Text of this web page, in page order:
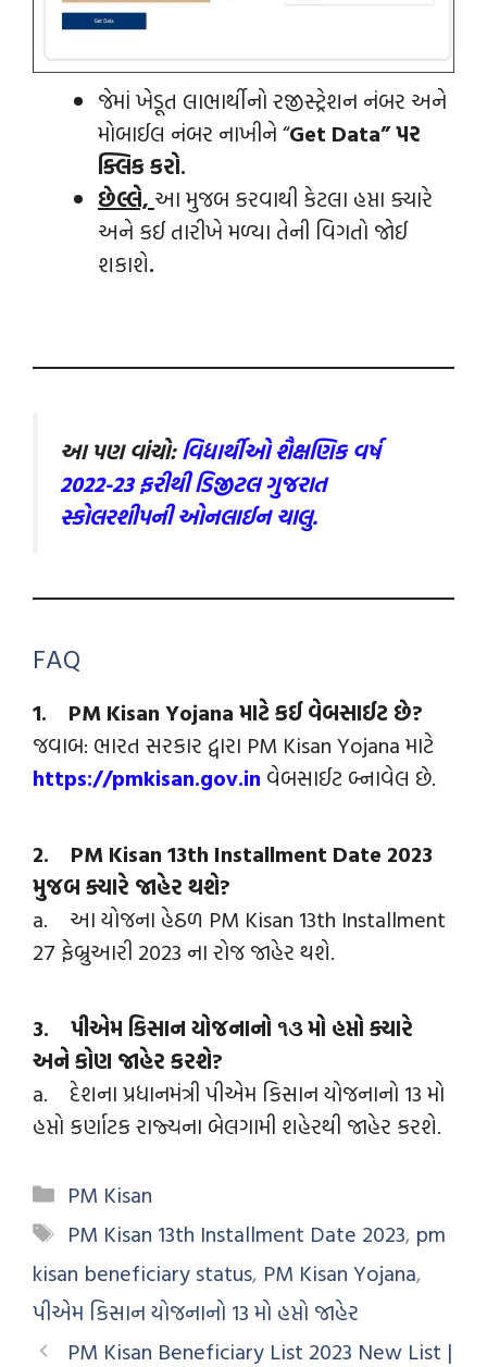
જેમાં ખેડૂત લાભાર્થીનો રજીસ્ટ્રેશન નંબર અને
મોબાઈલ નંબર નાખીને “Get Data” પર
ક્લિક કરો.
છેલ્લે, આ મુજબ કરવાથી કેટલા હપ્તા ક્યારે
અને કઈ તારીખે મળ્યા તેની વિગતો જોઈ
શકાશે.
આ પણ વાંચો:વિદ્યાર્થીઓ શૈક્ષણિક વર્ષ
2022-23 ફરીથી ડિજીટલ ગુજરાત
સ્કોલરશીપની ઓનલાઈન ચાલુ.
FAQ
1. PM Kisan Yojana માટે કઈ વેબસાઈટ છે?
જવાબ: ભારત સરકાર દ્વારા PM Kisan Yojana માટે
https://pmkisan.gov.in વેબસાઈટ બ્નાવેલ છે.
2. PM Kisan 13th Installment Date 2023
મુજબ ક્યારે જાહેર થશે?
a. આ યોજના હેઠળ PM Kisan 13th Installment
27 ફેબ્રુઆરી 2023 ના રોજ જાહેર થશે.
3. પીએમ કિસાન યોજનાનો ૧૩ મો હપ્તો ક્યારે
અને કોણ જાહેર કરશે?
a. દેશના પ્રધાનમંત્રી પીએમ કિસાન યોજનાનો 13 મો
હપ્તો કર્ણાટક રાજ્યના બેલગામી શહેરથી જાહેર કરશે.
PM Kisan
PM Kisan 13th Installment Date 2023, pm
kisan beneficiary status, PM Kisan Yojana,
પીએમ કિસાન યોજનાનો 13 મો હપ્તો જાહેર
PM Kisan Beneficiary List 2023 New List |